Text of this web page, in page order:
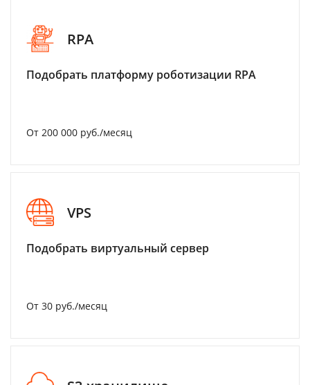
RPA
Подобрать платформу роботизации RPA
От 200 000 руб./месяц
VPS
Подобрать виртуальный сервер
От 30 руб./месяц